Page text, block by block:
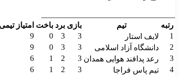
رتبه
تیم بازی برد باخت امتیاز تیمی
1
لایف استار 3
3
0
9
2
دانشگاه آزاد اسلامی 3
3
0
9
3
رعد پدافند هوایی همدان 3
2
1
6
4
تیم پاس فراجا 3
2
1
6